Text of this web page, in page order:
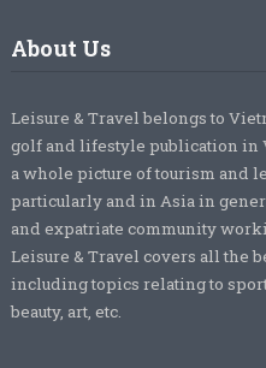
About Us
Leisure & Travel belongs to
golf and lifestyle publication in
a whole picture of tourism and
particularly and in Asia in
and expatriate community
Leisure & Travel covers all the
including topics relating to
beauty, art, etc.